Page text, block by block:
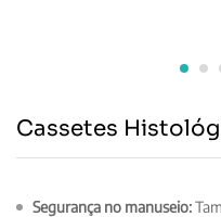
Cassetes
Segurança no manuseio: